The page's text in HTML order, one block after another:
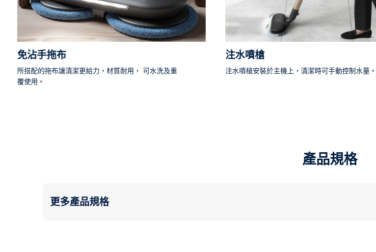
免沾手拖布
所搭配的拖布讓清潔更給力，材質耐用， 可水洗及重
覆使用。
注水噴槍
注水噴槍安裝於主機上，清潔時可手動控制水量。
產品規格
更多產品規格